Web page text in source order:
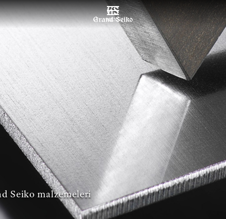
MENU
Seiko malzemeleri